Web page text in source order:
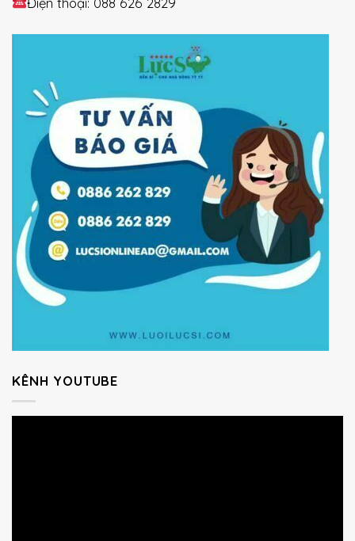
KÊNH YOUTUBE